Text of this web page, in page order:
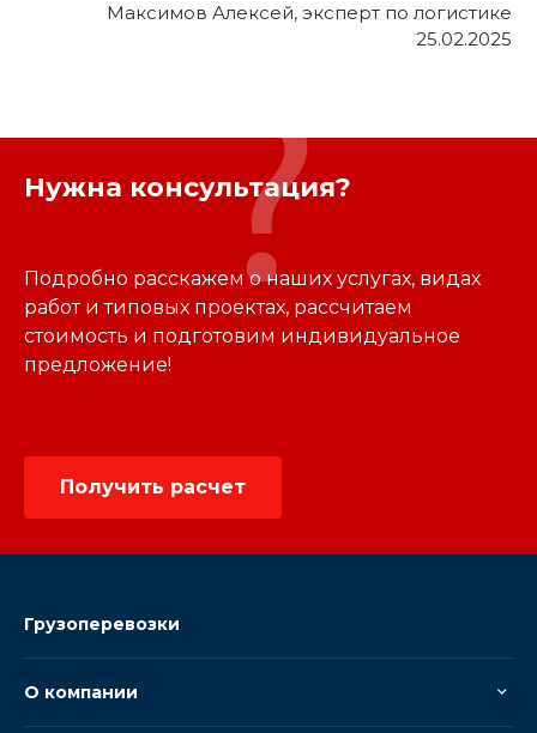
Максимов Алексей, эксперт по логистике
25.02.2025
Нужна консультация?
Подробно расскажем о наших услугах, видах
работ и типовых проектах, рассчитаем
стоимость и подготовим индивидуальное
предложение!
Получить расчет
Грузоперевозки
О компании